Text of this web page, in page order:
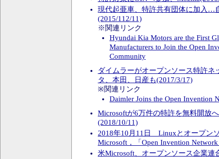
現代起亜車、特許共有団体に加入…
(2015/112/11)
※関連リンク
Hyundai Kia Motors are the First
Manufacturers to Join the Open
Community
ダイムラーがオープンソース特許ネ
タ、本田、日産も(2017/3/17)
※関連リンク
Daimler Joins the Open Invention
Microsoftが6万件の特許を無料開放
(2018/10/11)
2018年10月11日 Linuxとオープン
Microsoft，「Open Invention
米Microsoft、オープンソース企業連